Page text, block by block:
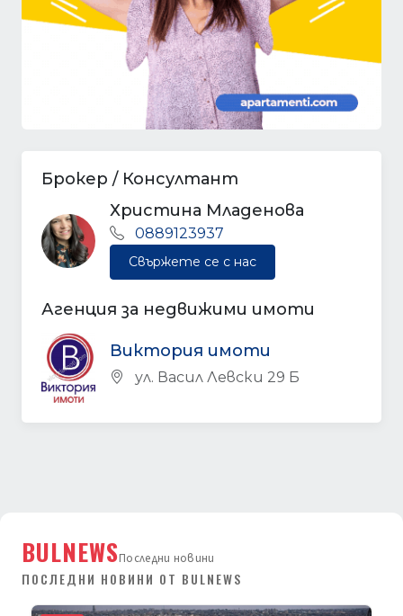
Брокер / Консултант
Христина Младенова
0889123937
Свържете се с нас
Агенция за недвижими имоти
Виктория имоти
ул. Васил Левски 29 Б
BULNEWSПоследни новини
ПОСЛЕДНИ НОВИНИ ОТ BULNEWS